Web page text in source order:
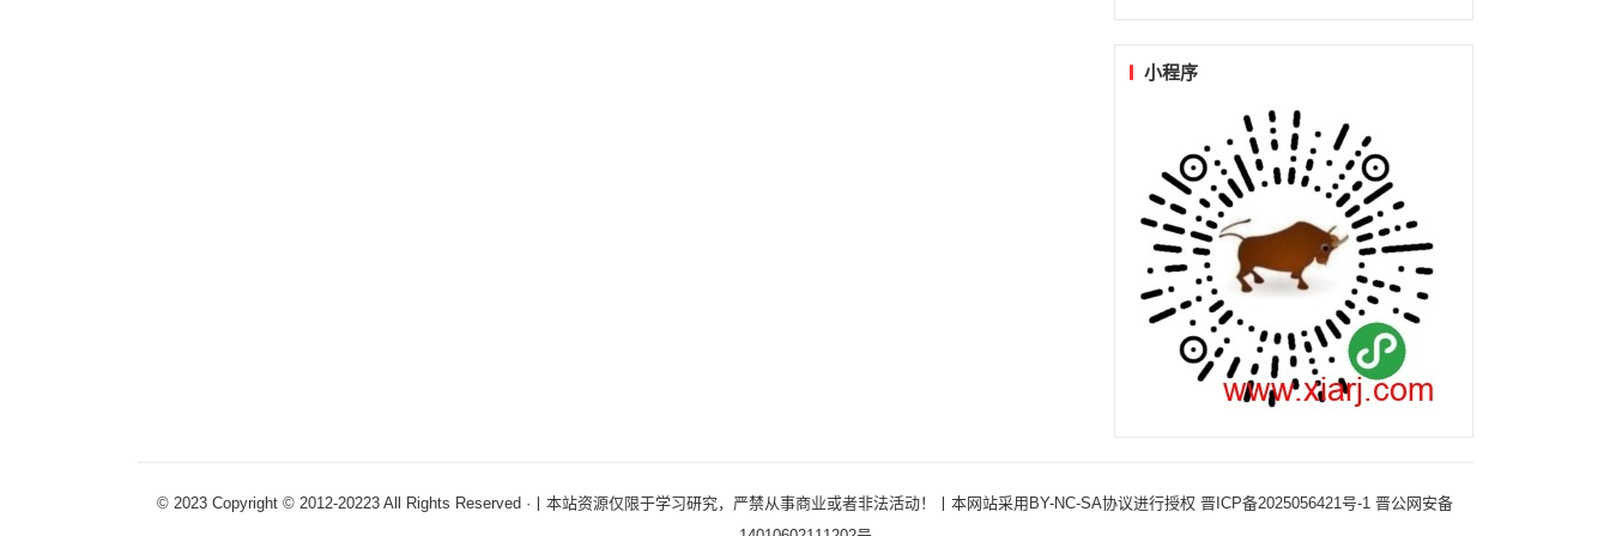
小程序
© 2023 Copyright © 2012-20223 All Rights Reserved ·丨本站资源仅限于学习研究，严禁从事商业或者非法活动！丨本网站采用BY-NC-SA协议进行授权 晋ICP备2025056421号-1 晋公网安备